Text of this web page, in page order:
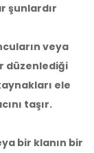
şunlardır
veya
düzenlediği
ele
taşır.
bir klanın bir